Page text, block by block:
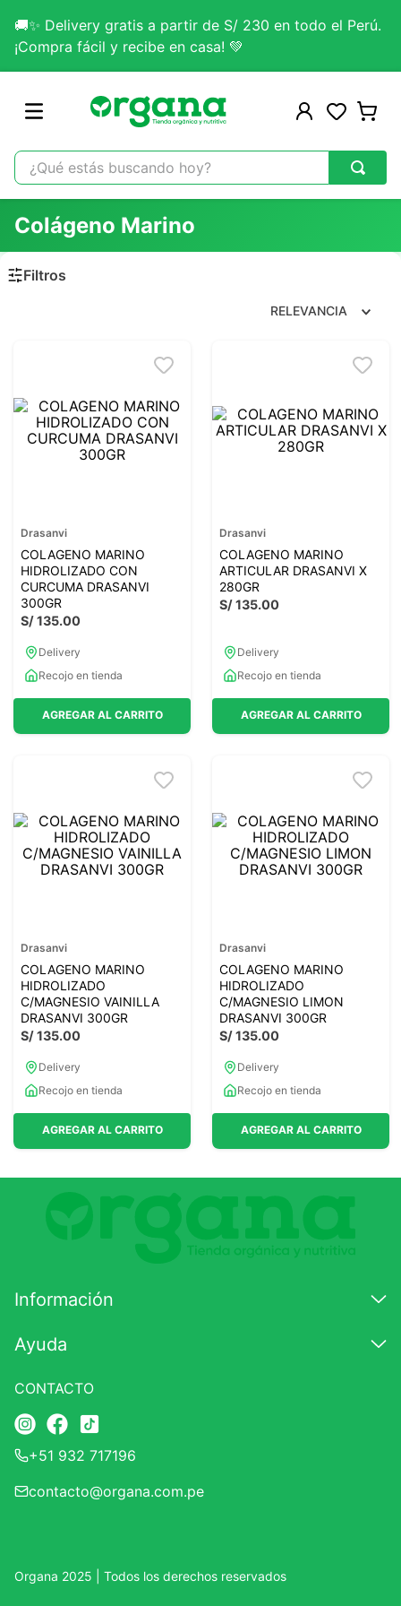
🚚✨ Delivery gratis a partir de S/ 230 en todo el Perú.
¡Compra fácil y recibe en casa! 💚
¿Qué estás buscando hoy?
1.
omega 3
2.
citrato magnesio
7.
glicinato magnesio
magnesio
Colágeno Marino
RELEVANCIA
Drasanvi
COLAGENO MARINO
HIDROLIZADO CON
CURCUMA DRASANVI
300GR
S/135.00
Delivery
Recojo en tienda
AGREGAR AL CARRITO
Drasanvi
COLAGENO MARINO
ARTICULAR DRASANVI X
280GR
S/135.00
Delivery
Recojo en tienda
AGREGAR AL CARRITO
Drasanvi
COLAGENO MARINO
HIDROLIZADO
C/MAGNESIO VAINILLA
DRASANVI 300GR
S/135.00
Delivery
Recojo en tienda
AGREGAR AL CARRITO
Drasanvi
COLAGENO MARINO
HIDROLIZADO
C/MAGNESIO LIMON
DRASANVI 300GR
S/135.00
Delivery
Recojo en tienda
AGREGAR AL CARRITO
Información
Ayuda
CONTACTO
+51 932 717196
contacto@organa.com.pe
Organa 2025 | Todos los derechos reservados